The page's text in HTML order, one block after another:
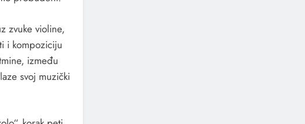
zvuke violine,
i kompoziciju
između
svoj muzički